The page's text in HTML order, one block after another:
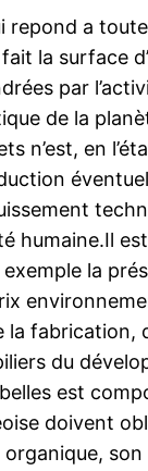
a
la surface
par
de la
n’est, en
la
fabrication,
du
est
doivent